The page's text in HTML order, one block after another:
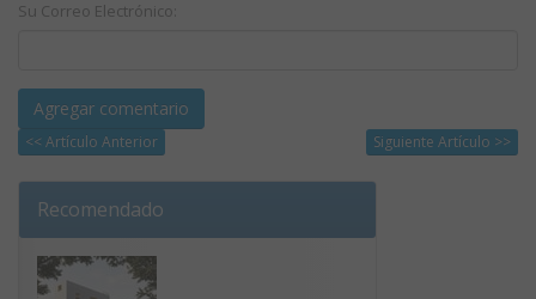
Su Correo Electrónico:
<< Artículo Anterior Siguiente Artículo >>
Recomendado